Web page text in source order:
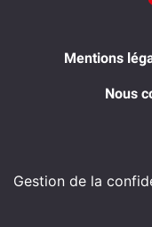
Mentions
Nous
Gestion de la